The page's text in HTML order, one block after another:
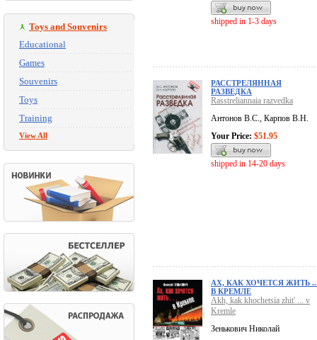
Toys and Souvenirs
Educational
Games
Souvenirs
Toys
Training
View All
shipped in 1-3 days
РАССТРЕЛЯННАЯ
РАЗВЕДКА
Rasstreliannaia razvedka
Антонов В.С., Карпов В.Н.
Your Price: $51.95
shipped in 14-20 days
АХ, КАК ХОЧЕТСЯ ЖИТЬ
В КРЕМЛЕ
Akh, kak khochetsia zhit' ... v
Kremle
Зенькович Николай